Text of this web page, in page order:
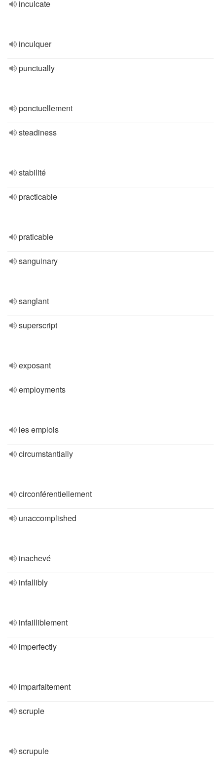
inculcate
inculquer
punctually
ponctuellement
steadiness
stabilité
practicable
praticable
sanguinary
sanglant
superscript
exposant
employments
les emplois
circumstantially
circonférentiellement
unaccomplished
inachevé
infallibly
infailliblement
imperfectly
imparfaitement
scruple
scrupule